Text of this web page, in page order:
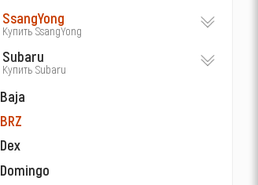
SsangYong
Купить SsangYong
Subaru
Купить Subaru
Baja
BRZ
Dex
Domingo